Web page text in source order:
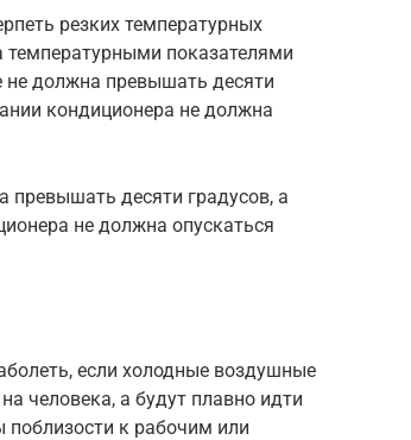
резких температурных
температурными показателями
не должна превышать десяти
кондиционера не должна
превышать десяти градусов, а
не должна опускаться
если холодные воздушные
человека, а будут плавно идти
поблизости к рабочим или